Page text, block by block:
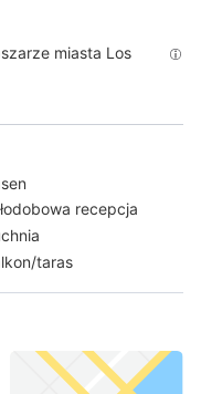
miasta Los
recepcja
taras